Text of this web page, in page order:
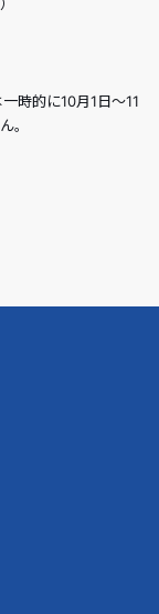
時的に10月1日～11
。